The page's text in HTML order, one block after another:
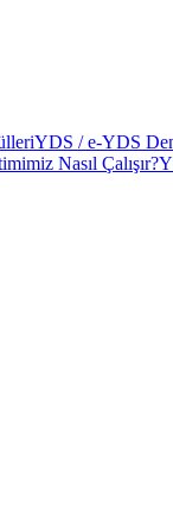
YDS / e-YDS
Nasıl Çalışır?